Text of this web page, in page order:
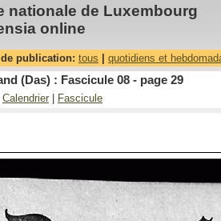
nationale de Luxembourg
online
publication: tous quotidiens et
(Das) : Fascicule 08 - page 29
Calendrier Fascicule